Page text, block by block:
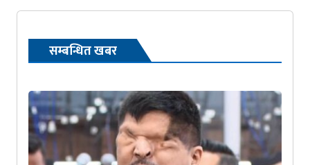
सम्बन्धित खबर